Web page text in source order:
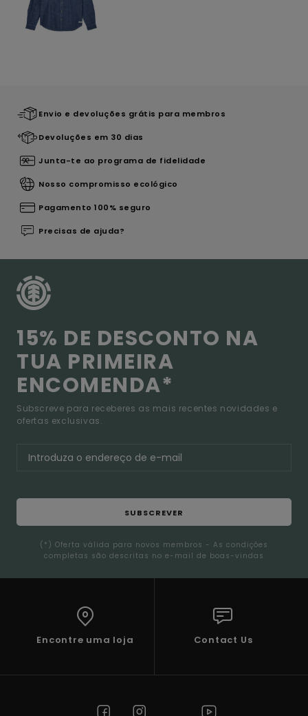
Envio e devoluções grátis para membros
Devoluções em 30 dias
Junta-te ao programa de fidelidade
Nosso compromisso ecológico
Pagamento 100% seguro
Precisas de ajuda?
15% DE DESCONTO NA
TUA PRIMEIRA
ENCOMENDA*
Subscreve para receberes as mais recentes novidades e
ofertas exclusivas.
SUBSCREVER
(*) Oferta válida para novos membros - As condições
completas são descritas no e-mail de boas-vindas
Encontre uma loja Contact Us